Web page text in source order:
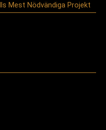
Mest Nödvändiga Projekt